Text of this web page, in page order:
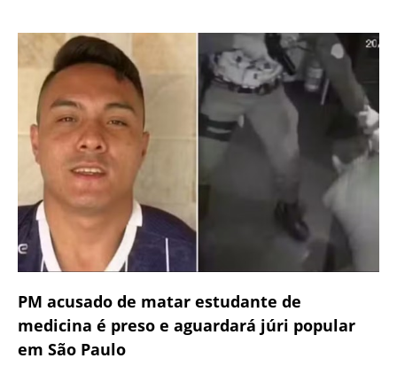
PM acusado de matar estudante de
medicina é preso e aguardará júri popular
em São Paulo